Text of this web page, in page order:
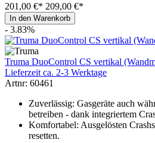
201,00 €* 209,00 €*
In den Warenkorb
- 3.83%
Truma DuoControl CS vertikal
Lieferzeit ca. 2-3 Werktage
Artnr: 60461
Zuverlässig: Gasgeräte auch
betreiben - dank integriertem
Komfortabel: Ausgelösten
resetten.